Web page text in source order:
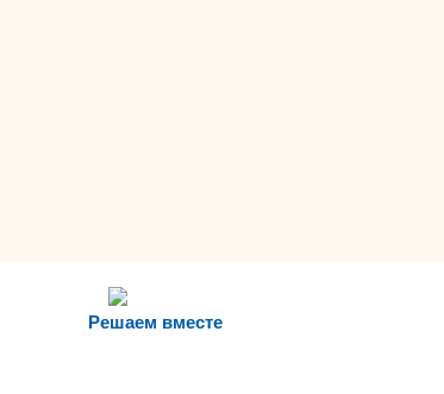
Решаем вместе